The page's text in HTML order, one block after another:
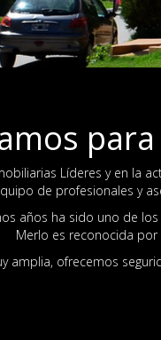
Líderes y en la
de profesionales y
años ha sido uno de
Merlo es reconocida
amplia, ofrecemos